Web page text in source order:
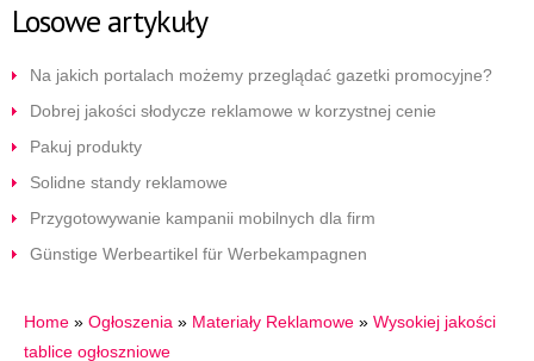
Losowe artykuły
Na jakich portalach możemy przeglądać gazetki promocyjne?
Dobrej jakości słodycze reklamowe w korzystnej cenie
Pakuj produkty
Solidne standy reklamowe
Przygotowywanie kampanii mobilnych dla firm
Günstige Werbeartikel für Werbekampagnen
Home » Ogłoszenia » Materiały Reklamowe » Wysokiej jakości
tablice ogłoszniowe